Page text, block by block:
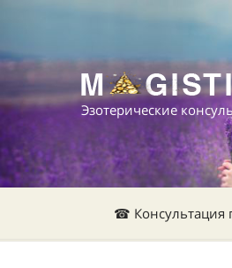
Эзотерические
☎ Консультация